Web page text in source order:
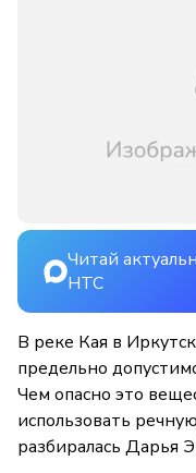
Читай
НТС
В реке Кая в
предельно
Чем опасно это
использовать
разбиралась Дарья